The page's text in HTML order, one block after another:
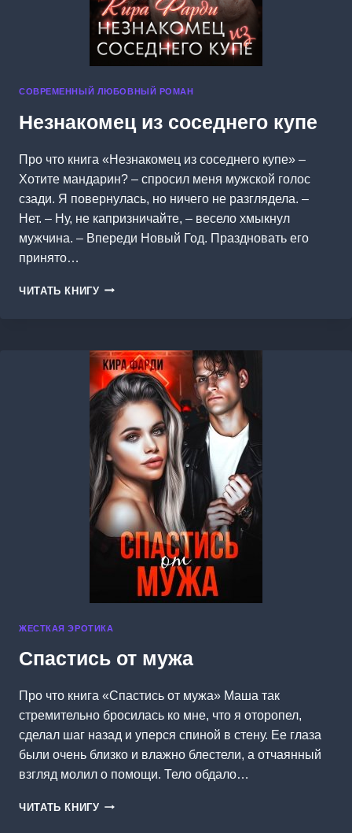
СОВРЕМЕННЫЙ ЛЮБОВНЫЙ РОМАН
Незнакомец из соседнего купе
Про что книга «Незнакомец из соседнего купе» –
Хотите мандарин? – спросил меня мужской голос
сзади. Я повернулась, но ничего не разглядела. –
Нет. – Ну, не капризничайте, – весело хмыкнул
мужчина. – Впереди Новый Год. Праздновать его
принято…
ЧИТАТЬ КНИГУ НЕЗНАКОМЕЦ
ЖЕСТКАЯ ЭРОТИКА
Спастись от мужа
Про что книга «Спастись от мужа» Маша так
стремительно бросилась ко мне, что я оторопел,
сделал шаг назад и уперся спиной в стену. Ее глаза
были очень близко и влажно блестели, а отчаянный
взгляд молил о помощи. Тело обдало…
ЧИТАТЬ КНИГУ СПАСТИСЬ